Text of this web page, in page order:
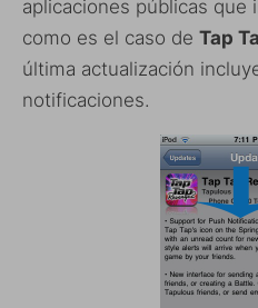
aplicaciones públicas que
como es el caso de Tap
última actualización
notificaciones.